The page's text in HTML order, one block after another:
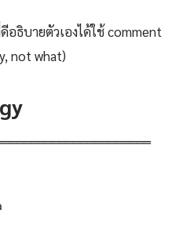
ธิบายตัวเองได้ใช้ comment
not what)